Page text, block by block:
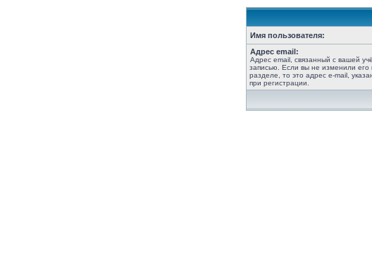
Имя пользователя:
Адрес email:
Адрес email, связанный с вашей
записью. Если вы не изменили его
разделе, то это адрес e-mail,
при регистрации.